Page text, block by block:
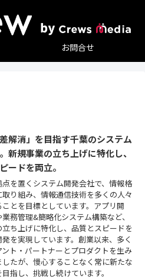
お問合せ
差解消」を目指す千葉のシステム
新規事業の立ち上げに特化し、
ードを両立。
を置くシステム開発会社で、情報格
り組み、情報通信技術を多くの人々
ことを目標としています。アプリ開
務管理&簡略化システム構築など、
ち上げに特化し、品質とスピードを
を実現しています。創業以来、多く
ント・パートナーとプロダクトを生み
したが、慢心することなく常に新たな
指し、挑戦し続けています。